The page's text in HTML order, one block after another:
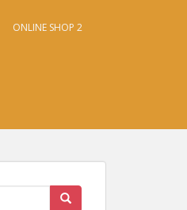
ONLINE SHOP 2